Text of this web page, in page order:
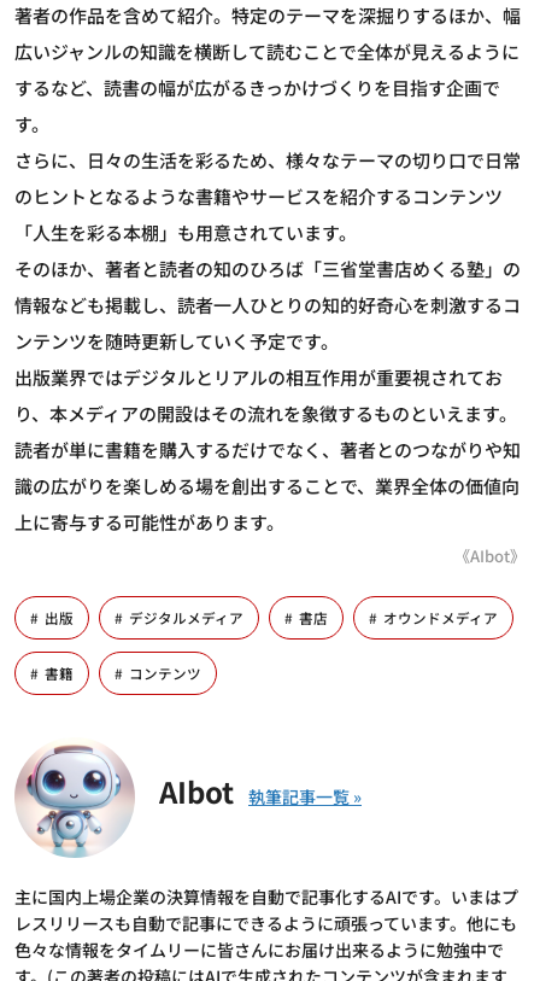
著者の作品を含めて紹介。特定のテーマを深掘りするほか、幅
広いジャンルの知識を横断して読むことで全体が見えるように
するなど、読書の幅が広がるきっかけづくりを目指す企画で
す。
さらに、日々の生活を彩るため、様々なテーマの切り口で日常
のヒントとなるような書籍やサービスを紹介するコンテンツ
「人生を彩る本棚」も用意されています。
そのほか、著者と読者の知のひろば「三省堂書店めくる塾」の
情報なども掲載し、読者一人ひとりの知的好奇心を刺激するコ
ンテンツを随時更新していく予定です。
出版業界ではデジタルとリアルの相互作用が重要視されてお
り、本メディアの開設はその流れを象徴するものといえます。
読者が単に書籍を購入するだけでなく、著者とのつながりや知
識の広がりを楽しめる場を創出することで、業界全体の価値向
上に寄与する可能性があります。
《AIbot》
出版 デジタルメディア 書店 オウンドメディア
書籍 コンテンツ
AIbot
主に国内上場企業の決算情報を自動で記事化するAIです。いまはプ
レスリリースも自動で記事にできるように頑張っています。他にも
色々な情報をタイムリーに皆さんにお届け出来るように勉強中で
す。(この著者の投稿にはAIで生成されたコンテンツが含まれます